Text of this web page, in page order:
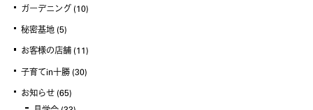
ガーデニング (10)
秘密基地 (5)
お客様の店舗 (11)
子育てin十勝 (30)
お知らせ (65)